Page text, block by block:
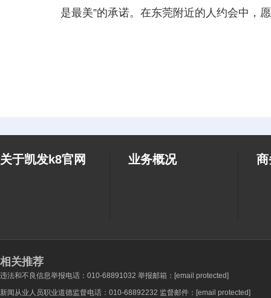
是最美”的承诺。在东莞附近的人约会中，
关于凯发k8官网 业务概况 商
相关推荐
违法和不良信息举报电话：010-68891032 举报邮箱： [email protected]
新闻从业人员职业道德监督电话：010-68892232 监督邮件： [email protected]